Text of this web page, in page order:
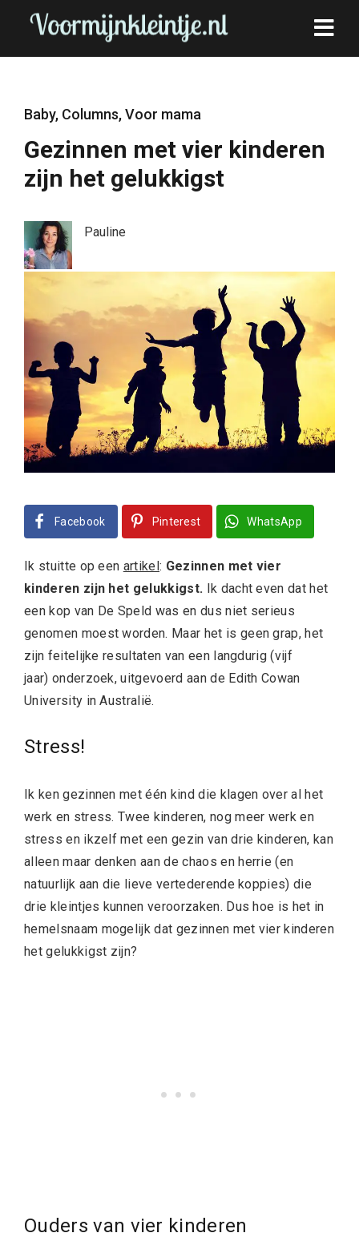
Baby, Columns,Voor mama
Gezinnen met vier kinderen
zijn het gelukkigst
Pauline
Facebook Pinterest WhatsApp
Ik stuitte op een artikel: Gezinnen met vier
kinderen zijn het gelukkigst. Ik dacht even dat het
een kop van De Speld was en dus niet serieus
genomen moest worden. Maar het is geen grap, het
zijn feitelijke resultaten van een langdurig (vijf
jaar) onderzoek, uitgevoerd aan de Edith Cowan
University in Australië.
Stress!
Ik ken gezinnen met één kind die klagen over al het
werk en stress. Twee kinderen, nog meer werk en
stress en ikzelf met een gezin van drie kinderen, kan
alleen maar denken aan de chaos en herrie (en
natuurlijk aan die lieve vertederende koppies) die
drie kleintjes kunnen veroorzaken. Dus hoe is het in
hemelsnaam mogelijk dat gezinnen met vier kinderen
het gelukkigst zijn?
Ouders van vier kinderen